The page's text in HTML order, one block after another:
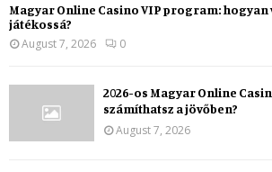
Magyar Online Casino VIP program:
játékossá?
August 7, 2026
0
2026-os Magyar Online
számíthatsz a jövőben?
August 7, 2026